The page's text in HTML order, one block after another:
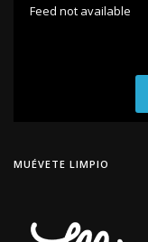
Feed not available
MUÉVETE LIMPIO